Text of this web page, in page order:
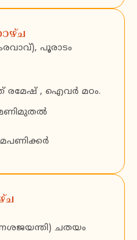
പൂരാടം
രമേഷ് , ഐവർ മഠം.
ചതയം